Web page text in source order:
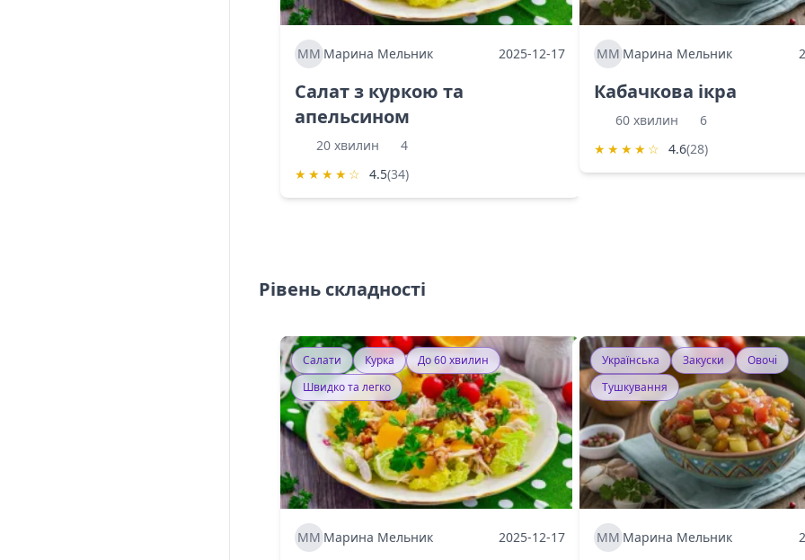
ММ Марина Мельник 2025-12-17
Салат з куркою та
апельсином
20 хвилин
4
★ ★ ★ ★ ☆ 4.5(34)
ММ Марина Мельник
Кабачкова ікра
60 хвилин
6
★ ★ ★ ★ ☆ 4.6(28)
Рівень складності
Салати Курка
До 60 хвилин
Швидко та легко
ММ Марина Мельник 2025-12-17
Українська Закуски
Овочі
Тушкування
ММ Марина Мельник